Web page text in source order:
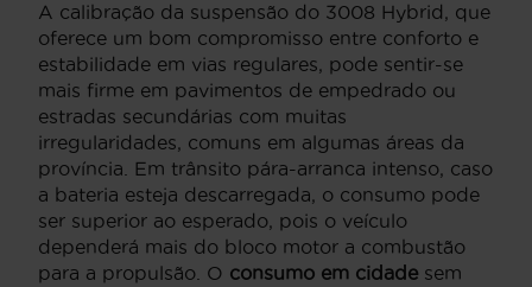
A calibração da suspensão do 3008 Hybrid, que
oferece um bom compromisso entre conforto e
estabilidade em vias regulares, pode sentir-se
mais firme em pavimentos de empedrado ou
estradas secundárias com muitas
irregularidades, comuns em algumas áreas da
província. Em trânsito pára-arranca intenso, caso
a bateria esteja descarregada, o consumo pode
ser superior ao esperado, pois o veículo
dependerá mais do bloco motor a combustão
para a propulsão. O consumo em cidade sem